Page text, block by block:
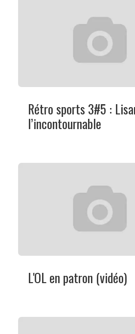
Rétro sports 3#5 :
l’incontournable
L'OL en patron (vidéo)